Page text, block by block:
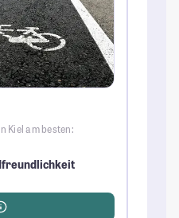
Kiel am besten: